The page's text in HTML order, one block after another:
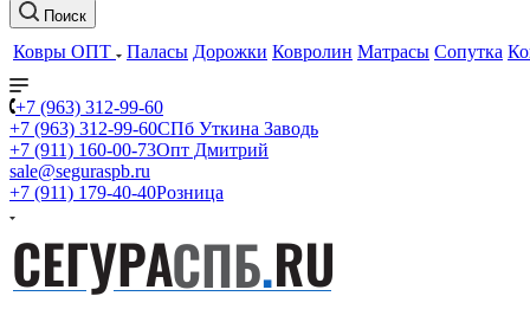
Поиск
Ковры ОПТ Паласы Дорожки Ковролин Матрасы Сопутка
+7 (963) 312-99-60
+7 (963) 312-99-60СПб Уткина Заводь
+7 (911) 160-00-73Опт Дмитрий
sale@seguraspb.ru
+7 (911) 179-40-40Розница